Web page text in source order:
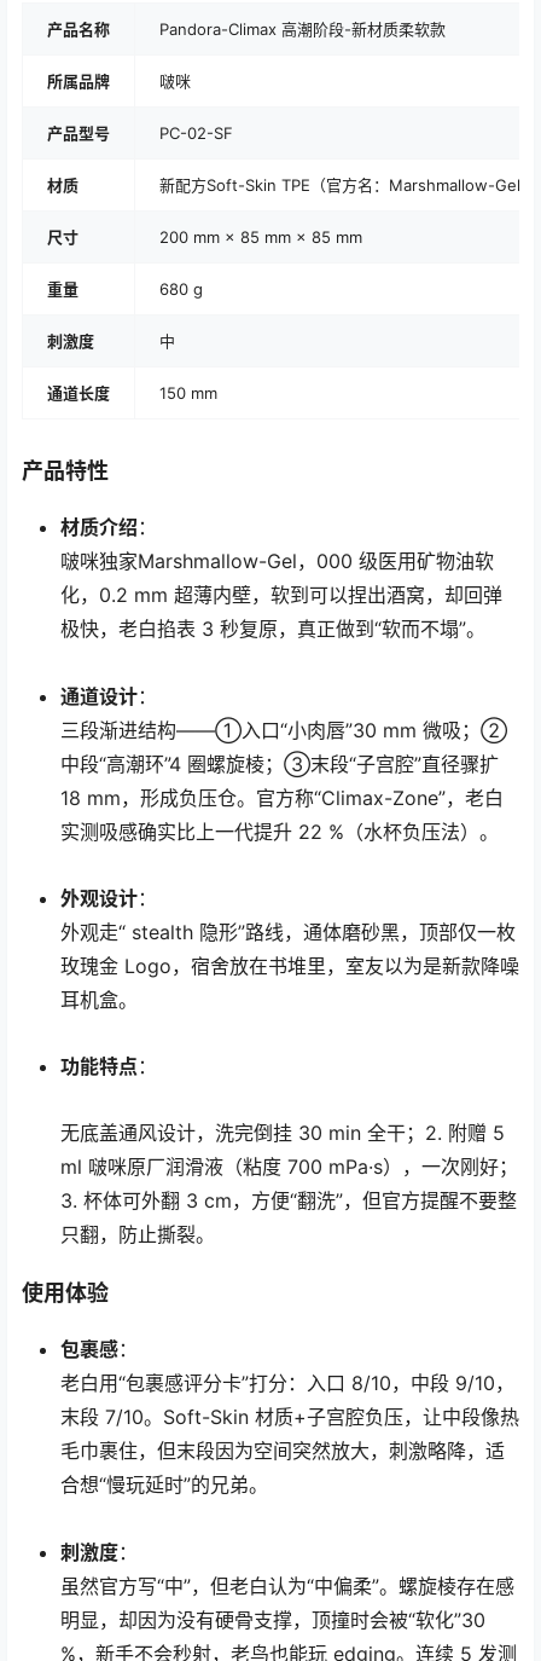
产品名称 Pandora-Climax 高潮阶段-新材质柔软款
所属品牌 啵咪
产品型号 PC-02-SF
材质 新配方Soft-Skin TPE（官方名：Marshmallow-Gel）
尺寸 200 mm × 85 mm × 85 mm
重量 680 g
刺激度 中
通道长度 150 mm
产品特性
材质介绍 ：
啵咪独家Marshmallow-Gel，000 级医用矿物油软
化，0.2 mm 超薄内壁，软到可以捏出酒窝，却回弹
极快，老白掐表 3 秒复原，真正做到“软而不塌”。
通道设计：
三段渐进结构——①入口“小肉唇”30 mm 微吸；②
中段“高潮环”4 圈螺旋棱；③末段“子宫腔”直径骤扩
18 mm，形成负压仓。官方称“Climax-Zone”，老白
实测吸感确实比上一代提升 22 %（水杯负压法）。
外观设计：
外观走“ stealth 隐形”路线，通体磨砂黑，顶部仅一枚
玫瑰金 Logo，宿舍放在书堆里，室友以为是新款降噪
耳机盒。
功能特点 ：
无底盖通风设计，洗完倒挂 30 min 全干；2. 附赠 5
ml 啵咪原厂润滑液（粘度 700 mPa·s），一次刚好；
3. 杯体可外翻 3 cm，方便“翻洗”，但官方提醒不要整
只翻，防止撕裂。
使用体验
包裹感：
老白用“包裹感评分卡”打分：入口 8/10，中段 9/10，
末段 7/10。Soft-Skin 材质+子宫腔负压，让中段像热
毛巾裹住，但末段因为空间突然放大，刺激略降，适
合想“慢玩延时”的兄弟。
刺激度：
虽然官方写“中”，但老白认为“中偏柔”。螺旋棱存在感
明显，却因为没有硬骨支撑，顶撞时会被“软化”30
%，新手不会秒射，老鸟也能玩 edging。连续 5 发测